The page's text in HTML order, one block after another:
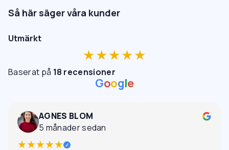
Så här säger våra kunder
Utmärkt
★★★★★
Baserat på 18 recensioner
Google
AGNES BLOM
5 månader sedan
★★★★★ ✓